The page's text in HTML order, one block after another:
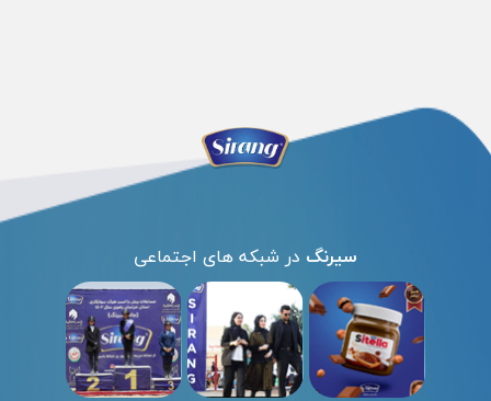
سیرنگ در شبکه های اجتماعی